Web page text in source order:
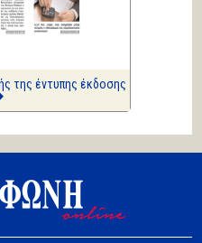
της έντυπης έκδοσης